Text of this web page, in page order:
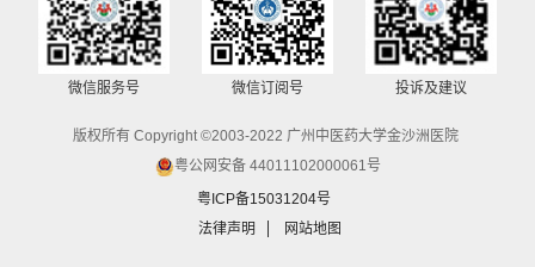
微信服务号 微信订阅号 投诉及建议
版权所有 Copyright ©2003-2022 广州中医药大学金沙洲医院
粤公网安备 44011102000061号
粤ICP备15031204号
法律声明
网站地图